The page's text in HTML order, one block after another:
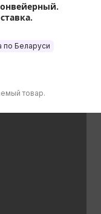
по Беларуси
товар.